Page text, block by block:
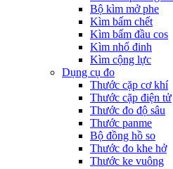
Bộ kìm mở phe
Kìm bấm chết
Kìm bấm đầu cos
Kìm nhổ đinh
Kìm cộng lực
Dụng cụ đo
Thước cặp cơ khí
Thước cặp điện tử
Thước đo độ sâu
Thước panme
Bộ đồng hồ so
Thước đo khe hở
Thước ke vuông